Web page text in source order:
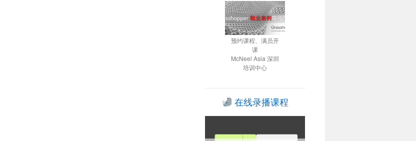
预约课程、满员开
课
McNeel Asia 深圳
培训中心
在线录播课程